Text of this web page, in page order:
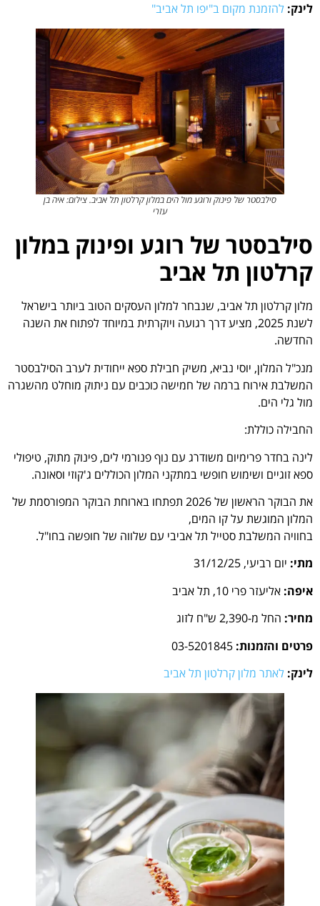
לינק: להזמנת מקום ב"יפו תל אביב"
סילבסטר של פינוק ורוגע מול הים במלון קרלטון תל אביב. צילום: איה בן
עזרי
סילבסטר של רוגע ופינוק במלון
קרלטון תל אביב
מלון קרלטון תל אביב, שנבחר למלון העסקים הטוב ביותר בישראל
לשנת 2025, מציע דרך רגועה ויוקרתית במיוחד לפתוח את השנה
החדשה.
מנכ"ל המלון, יוסי נביא, משיק חבילת ספא ייחודית לערב הסילבסטר
המשלבת אירוח ברמה של חמישה כוכבים עם ניתוק מוחלט מהשגרה
מול גלי הים.
החבילה כוללת:
לינה בחדר פרימיום משודרג עם נוף פנורמי לים, פינוק מתוק, טיפולי
ספא זוגיים ושימוש חופשי במתקני המלון הכוללים ג'קוזי וסאונה.
את הבוקר הראשון של 2026 תפתחו בארוחת הבוקר המפורסמת של
המלון המוגשת על קו המים,
בחוויה המשלבת סטייל תל אביבי עם שלווה של חופשה בחו"ל.
מתי: יום רביעי, 31/12/25
איפה: אליעזר פרי 10, תל אביב
מחיר: החל מ-2,390 ש"ח לזוג
פרטים והזמנות:
לינק: לאתר מלון קרלטון תל אביב